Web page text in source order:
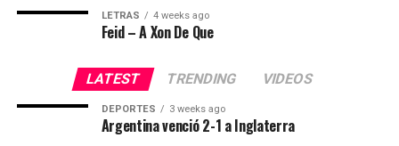
LETRAS 4 weeks ago
Feid – A Xon De Que
LATEST TRENDING VIDEOS
DEPORTES 3 weeks ago
Argentina venció 2-1 a Inglaterra